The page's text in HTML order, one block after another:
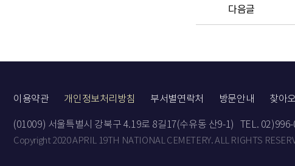
다음글
이용약관 개인정보처리방침 부서별연락처 방문안내 찾아
(01009) 서울특별시 강북구 4.19로 8길17(수유동 산9-1) TEL.
Copyright 2020 APRIL 19TH NATIONAL CEMETERY. ALL RIGHTS